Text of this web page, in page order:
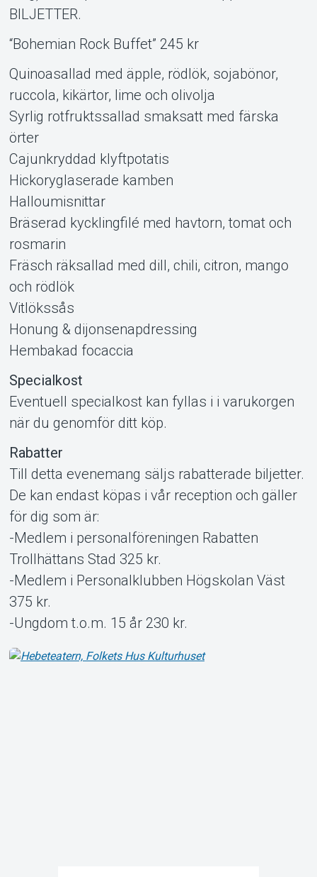
BILJETTER.
“Bohemian Rock Buffet” 245 kr
Quinoasallad med äpple, rödlök, sojabönor,
ruccola, kikärtor, lime och olivolja
Syrlig rotfruktssallad smaksatt med färska
örter
Cajunkryddad klyftpotatis
Hickoryglaserade kamben
Halloumisnittar
Bräserad kycklingfilé med havtorn, tomat och
rosmarin
Fräsch räksallad med dill, chili, citron, mango
och rödlök
Vitlökssås
Honung & dijonsenapdressing
Hembakad focaccia
Specialkost
Eventuell specialkost kan fyllas i i varukorgen
när du genomför ditt köp.
Rabatter
Till detta evenemang säljs rabatterade biljetter.
De kan endast köpas i vår reception och gäller
för dig som är:
-Medlem i personalföreningen Rabatten
Trollhättans Stad 325 kr.
-Medlem i Personalklubben Högskolan Väst
375 kr.
-Ungdom t.o.m. 15 år 230 kr.